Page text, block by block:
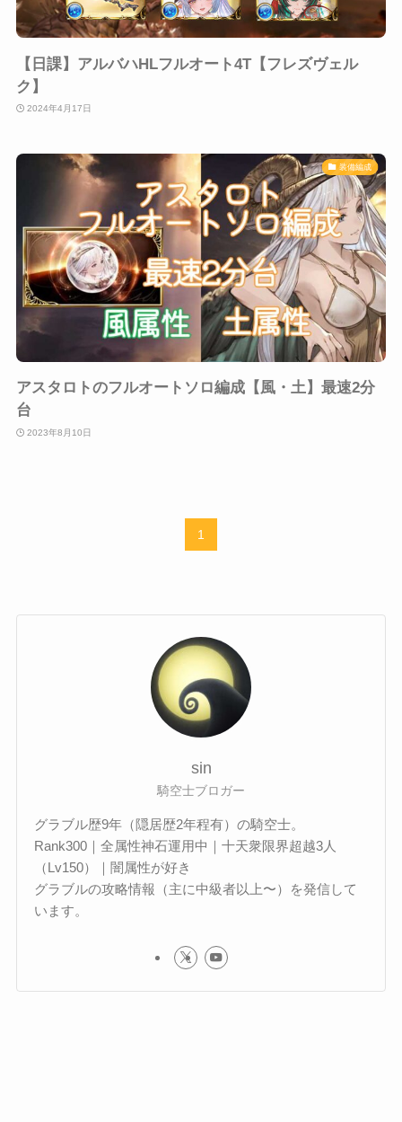
【日課】アルバハHLフルオート4T【フレズヴェル
ク】
2024年4月17日
装備編成
アスタロトのフルオートソロ編成【風・土】最速2分
台
2023年8月10日
1
sin
騎空士ブロガー
グラブル歴9年（隠居歴2年程有）の騎空士。
Rank300｜全属性神石運用中｜十天衆限界超越3人
（Lv150）｜闇属性が好き
グラブルの攻略情報（主に中級者以上〜）を発信して
います。